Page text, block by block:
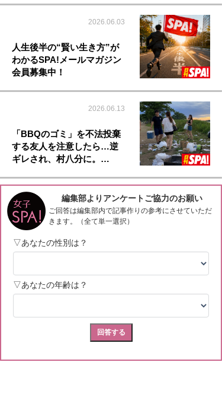
2026.06.03
人生後半の“賢い生き方”が
わかるSPA!メールマガジン
会員募集中！
2026.06.13
「BBQのゴミ」を不法投棄
する友人を注意したら…逆
ギレされ、村八分に。…